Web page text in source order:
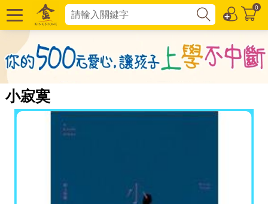
0
小寂寞